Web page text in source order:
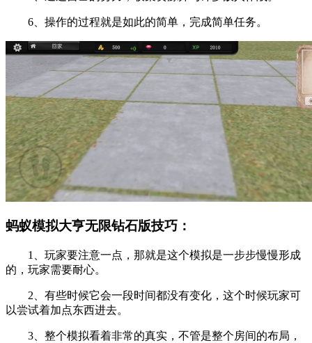
6、操作的过程就是如此的简单，完成简单任务。
蚂蚁模拟大亨无限钻石版技巧：
1、玩家要注意一点，那就是这个模拟是一步步慢慢形成
的，玩家需要耐心。
2、有些时候它会一段时间都没有变化，这个时候玩家可
以尝试着加点东西进去。
3、整个模拟看着非常的真实，不管是整个房间的布局，